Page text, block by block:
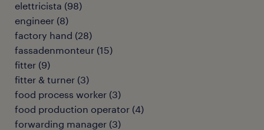
elettricista (98)
engineer (8)
factory hand (28)
fassadenmonteur (15)
fitter (9)
fitter & turner (3)
food process worker (3)
food production operator (4)
forwarding manager (3)